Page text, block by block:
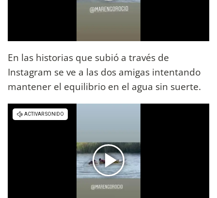
En las historias que subió a través de
Instagram se ve a las dos amigas intentando
mantener el equilibrio en el agua sin suerte.